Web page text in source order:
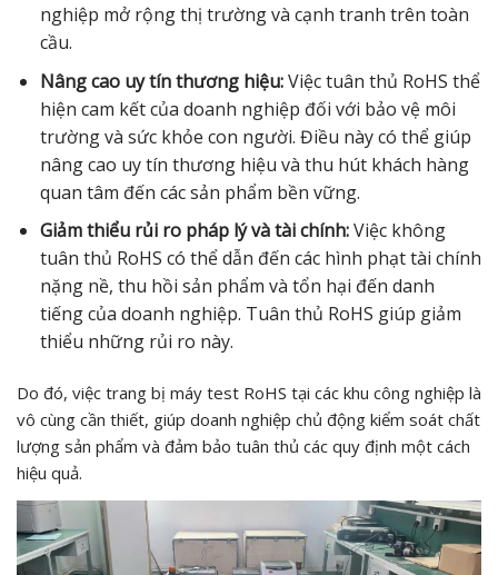
nghiệp mở rộng thị trường và cạnh tranh trên toàn
cầu.
Nâng cao uy tín thương hiệu:Việc tuân thủ RoHS thể
hiện cam kết của doanh nghiệp đối với bảo vệ môi
trường và sức khỏe con người. Điều này có thể giúp
nâng cao uy tín thương hiệu và thu hút khách hàng
quan tâm đến các sản phẩm bền vững.
Giảm thiểu rủi ro pháp lý và tài chính:Việc không
tuân thủ RoHS có thể dẫn đến các hình phạt tài chính
nặng nề, thu hồi sản phẩm và tổn hại đến danh
tiếng của doanh nghiệp. Tuân thủ RoHS giúp giảm
thiểu những rủi ro này.
Do đó, việc trang bị máy test RoHS tại các khu công nghiệp là
vô cùng cần thiết, giúp doanh nghiệp chủ động kiểm soát chất
lượng sản phẩm và đảm bảo tuân thủ các quy định một cách
hiệu quả.